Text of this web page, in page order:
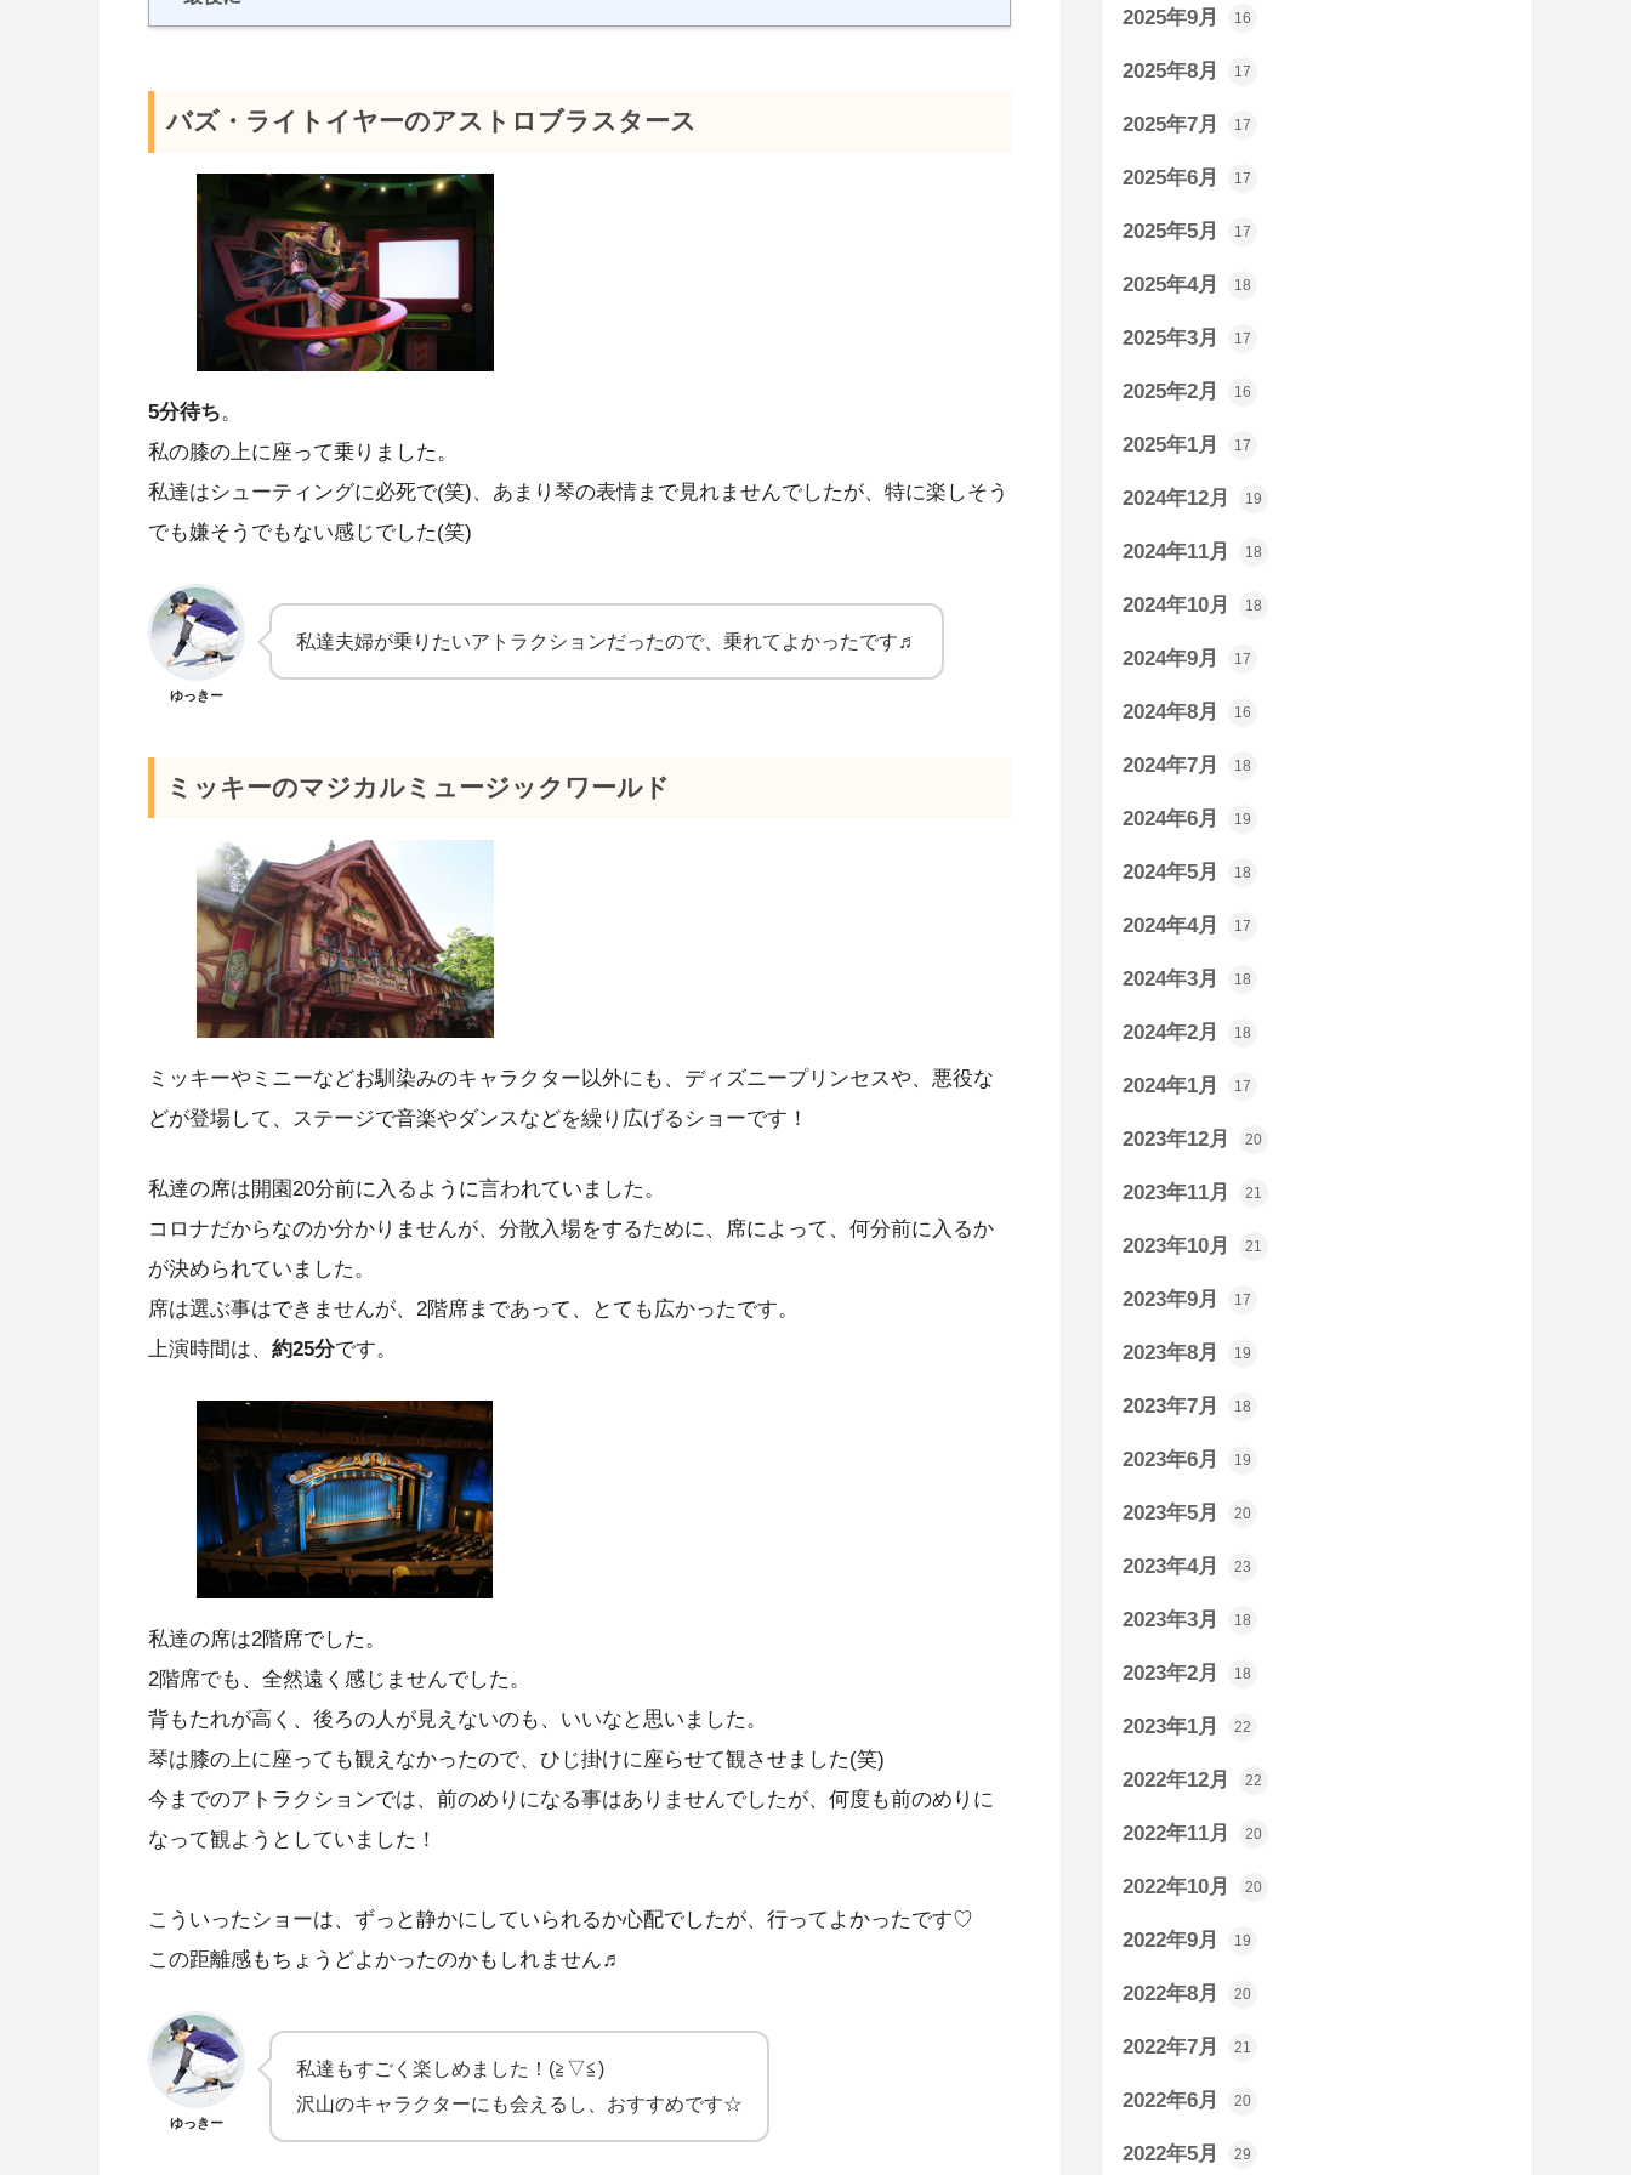
バズ・ライトイヤーのアストロブラスタース
5分待ち。
私の膝の上に座って乗りました。
私達はシューティングに必死で(笑)、あまり琴の表情まで見れませんでしたが、特に楽しそう
でも嫌そうでもない感じでした(笑)
ゆっきー
私達夫婦が乗りたいアトラクションだったので、乗れてよかったです♬
ミッキーのマジカルミュージックワールド
ミッキーやミニーなどお馴染みのキャラクター以外にも、ディズニープリンセスや、悪役な
どが登場して、ステージで音楽やダンスなどを繰り広げるショーです！
私達の席は開園20分前に入るように言われていました。
コロナだからなのか分かりませんが、分散入場をするために、席によって、何分前に入るか
が決められていました。
席は選ぶ事はできませんが、2階席まであって、とても広かったです。
上演時間は、 約25分です。
私達の席は2階席でした。
2階席でも、全然遠く感じませんでした。
背もたれが高く、後ろの人が見えないのも、いいなと思いました。
琴は膝の上に座っても観えなかったので、ひじ掛けに座らせて観させました(笑)
今までのアトラクションでは、前のめりになる事はありませんでしたが、何度も前のめりに
なって観ようとしていました！
こういったショーは、ずっと静かにしていられるか心配でしたが、行ってよかったです♡
この距離感もちょうどよかったのかもしれません♬
ゆっきー
私達もすごく楽しめました！(≧▽≦)
沢山のキャラクターにも会えるし、おすすめです☆
2025年9月 16
2025年8月 17
2025年7月 17
2025年6月 17
2025年5月 17
2025年4月 18
2025年3月 17
2025年2月 16
2025年1月 17
2024年12月 19
2024年11月 18
2024年10月 18
2024年9月 17
2024年8月 16
2024年7月 18
2024年6月 19
2024年5月 18
2024年4月 17
2024年3月 18
2024年2月 18
2024年1月 17
2023年12月 20
2023年11月 21
2023年10月 21
2023年9月 17
2023年8月 19
2023年7月 18
2023年6月 19
2023年5月 20
2023年4月 23
2023年3月 18
2023年2月 18
2023年1月 22
2022年12月 22
2022年11月 20
2022年10月 20
2022年9月 19
2022年8月 20
2022年7月 21
2022年6月 20
2022年5月 29